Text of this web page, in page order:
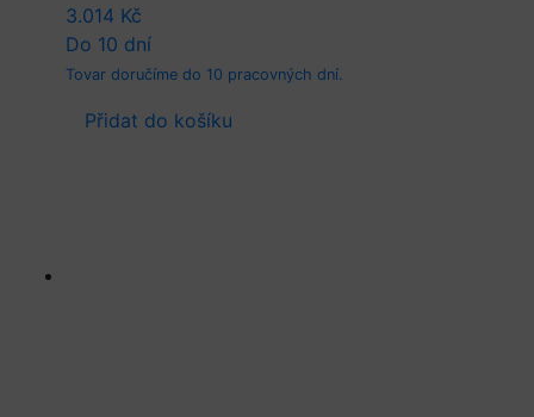
3.014 Kč
Do 10 dní
Tovar doručíme do 10 pracovných dní.
Přidat do košíku